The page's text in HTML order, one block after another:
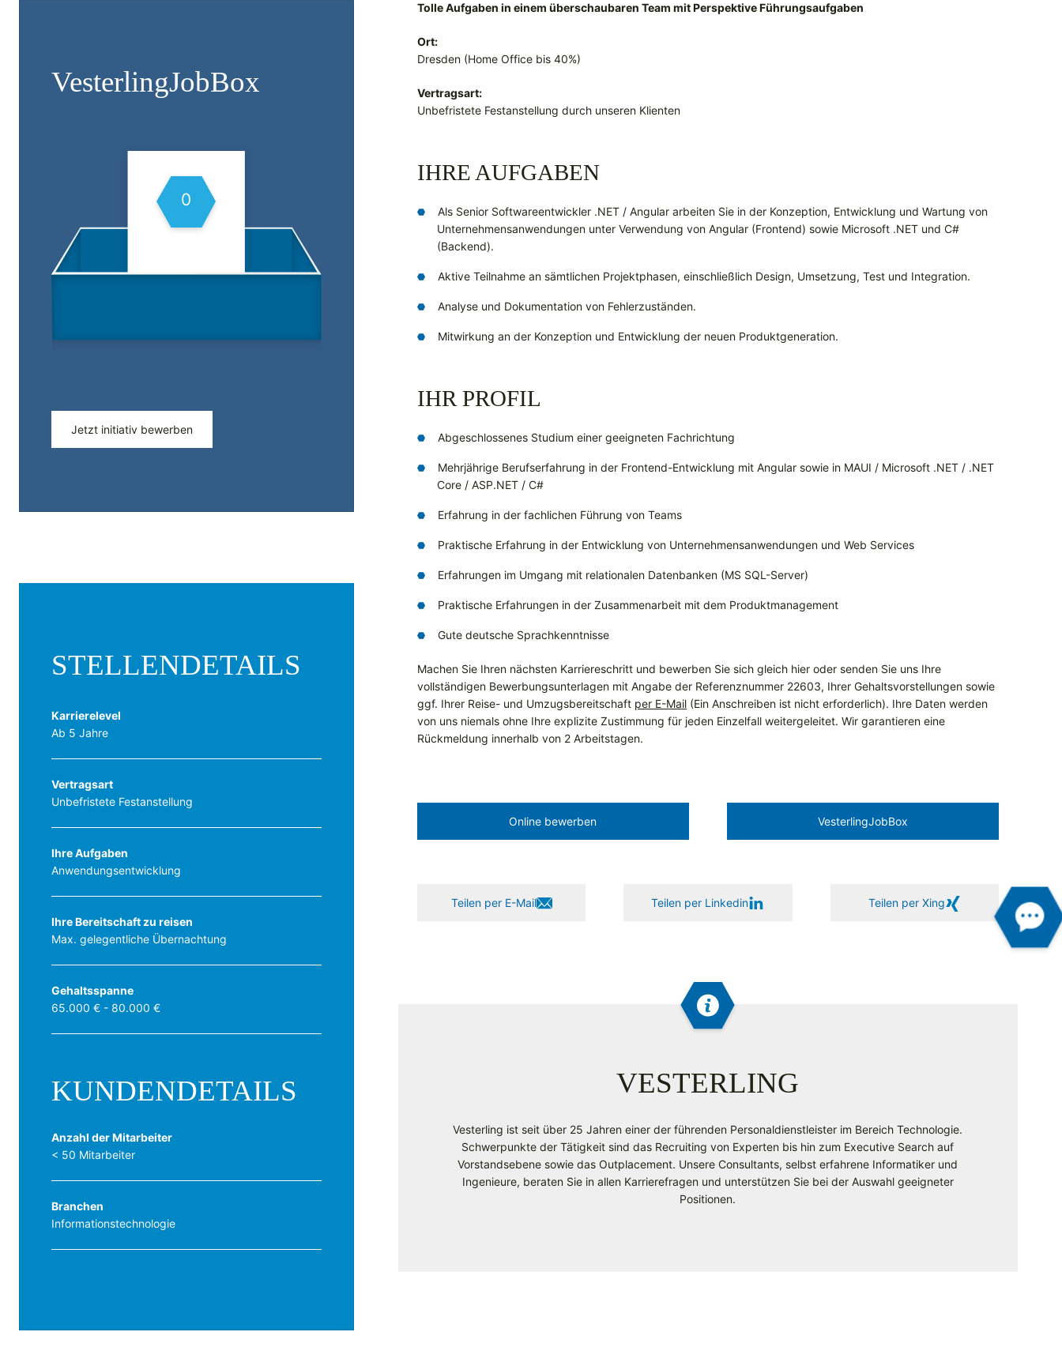
Vesterling­JobBox
0
Jetzt initiativ bewerben
STELLENDETAILS
Karrierelevel
Ab 5 Jahre
Vertragsart
Unbefristete Festanstellung
Ihre Aufgaben
Anwendungsentwicklung
Ihre Bereitschaft zu reisen
Max. gelegentliche Übernachtung
Gehaltsspanne
65.000 € - 80.000 €
KUNDENDETAILS
Anzahl der Mitarbeiter
< 50 Mitarbeiter
Branchen
Informationstechnologie
Tolle Aufgaben in einem überschaubaren Team mit Perspektive Führungsaufgaben
Ort:
Dresden (Home Office bis 40%)
Vertragsart:
Unbefristete Festanstellung durch unseren Klienten
IHRE AUFGABEN
Als Senior Softwareentwickler .NET / Angular arbeiten Sie in der Konzeption, Entwicklung und Wartung von
Unternehmensanwendungen unter Verwendung von Angular (Frontend) sowie Microsoft .NET und C#
(Backend).
Aktive Teilnahme an sämtlichen Projektphasen, einschließlich Design, Umsetzung, Test und Integration.
Analyse und Dokumentation von Fehlerzuständen.
Mitwirkung an der Konzeption und Entwicklung der neuen Produktgeneration.
IHR PROFIL
Abgeschlossenes Studium einer geeigneten Fachrichtung
Mehrjährige Berufserfahrung in der Frontend-Entwicklung mit Angular sowie in MAUI / Microsoft .NET / .NET
Core / ASP.NET / C#
Erfahrung in der fachlichen Führung von Teams
Praktische Erfahrung in der Entwicklung von Unternehmensanwendungen und Web Services
Erfahrungen im Umgang mit relationalen Datenbanken (MS SQL-Server)
Praktische Erfahrungen in der Zusammenarbeit mit dem Produktmanagement
Gute deutsche Sprachkenntnisse
Machen Sie Ihren nächsten Karriereschritt und bewerben Sie sich gleich hier oder senden Sie uns Ihre
vollständigen Bewerbungsunterlagen mit Angabe der Referenznummer 22603, Ihrer Gehaltsvorstellungen sowie
ggf. Ihrer Reise- und Umzugsbereitschaft per E-Mail (Ein Anschreiben ist nicht erforderlich). Ihre Daten werden
von uns niemals ohne Ihre explizite Zustimmung für jeden Einzelfall weitergeleitet. Wir garantieren eine
Rückmeldung innerhalb von 2 Arbeitstagen.
Online bewerben Vesterling­JobBox
Teilen per E-Mail Teilen per Linkedin Teilen per Xing
VESTERLING
Vesterling ist seit über 25 Jahren einer der führenden Personaldienstleister im Bereich Technologie.
Schwerpunkte der Tätigkeit sind das Recruiting von Experten bis hin zum Executive Search auf
Vorstandsebene sowie das Outplacement. Unsere Consultants, selbst erfahrene Informatiker und
Ingenieure, beraten Sie in allen Karrierefragen und unterstützen Sie bei der Auswahl geeigneter
Positionen.